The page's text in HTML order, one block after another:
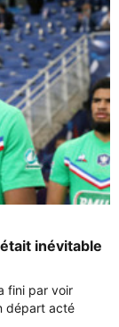
inévitable
fini par voir
départ acté